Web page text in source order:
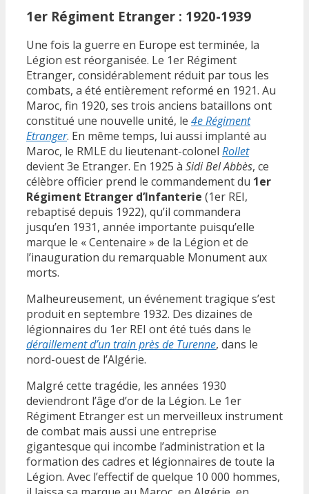
1er Régiment Etranger : 1920-1939
Une fois la guerre en Europe est terminée, la
Légion est réorganisée. Le 1er Régiment
Etranger, considérablement réduit par tous les
combats, a été entièrement reformé en 1921. Au
Maroc, fin 1920, ses trois anciens bataillons ont
constitué une nouvelle unité, le 4e Régiment
Etranger. En même temps, lui aussi implanté au
Maroc, le RMLE du lieutenant-colonel Rollet
devient 3e Etranger. En 1925 à Sidi Bel Abbès, ce
célèbre officier prend le commandement du 1er
Régiment Etranger d’Infanterie (1er REI,
rebaptisé depuis 1922), qu’il commandera
jusqu’en 1931, année importante puisqu’elle
marque le « Centenaire » de la Légion et de
l’inauguration du remarquable Monument aux
morts.
Malheureusement, un événement tragique s’est
produit en septembre 1932. Des dizaines de
légionnaires du 1er REI ont été tués dans le
déraillement d’un train près de Turenne, dans le
nord-ouest de l’Algérie.
Malgré cette tragédie, les années 1930
deviendront l’âge d’or de la Légion. Le 1er
Régiment Etranger est un merveilleux instrument
de combat mais aussi une entreprise
gigantesque qui incombe l’administration et la
formation des cadres et légionnaires de toute la
Légion. Avec l’effectif de quelque 10 000 hommes,